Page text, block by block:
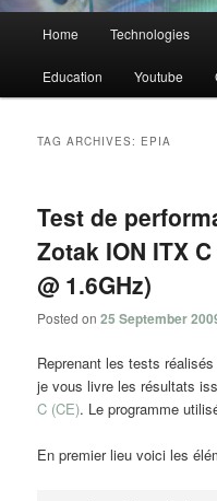
Home Technologies
Education Youtube
TAG ARCHIVES: EPIA
Test de
Zotak ION ITX
@ 1.6GHz)
Posted on25 September
Reprenant les tests
je vous livre les résultats
C (CE). Le programme
En premier lieu voici les